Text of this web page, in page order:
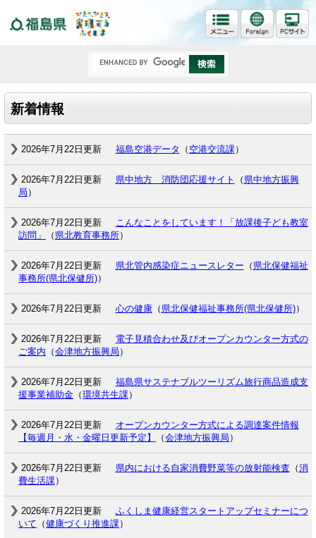
新着情報
2026年7月22日更新 福島空港データ （ 空港交流課）
2026年7月22日更新 県中地方 消防団応援サイト （ 県中地方振興
局 ）
2026年7月22日更新
こんなことをしています！「放課後子ども教室
訪問」
（ 県北教育事務所）
2026年7月22日更新 県北管内感染症ニュースレター （ 県北保健福祉
事務所(県北保健所)）
2026年7月22日更新 心の健康（ 県北保健福祉事務所(県北保健所)）
2026年7月22日更新
電子見積合わせ及びオープンカウンター方式の
ご案内 （会津地方振興局 ）
2026年7月22日更新
福島県サステナブルツーリズム旅行商品造成支
援事業補助金 （環境共生課）
2026年7月22日更新
オープンカウンター方式による調達案件情報
【毎週月・水・金曜日更新予定】
（会津地方振興局 ）
2026年7月22日更新 県内における自家消費野菜等の放射能検査 （消
費生活課）
2026年7月22日更新
ふくしま健康経営スタートアップセミナーにつ
いて （健康づくり推進課）